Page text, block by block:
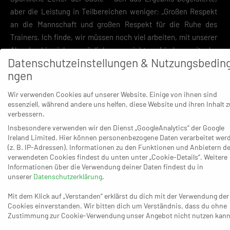
aber die Leistung in Teilbereichen weniger: „Großen Respekt
an die Mannschaft und großen Respekt für die Ruhe des
Trainers. Ich finde, wir müssen noch viel arbeiten, mit unserer
Abwehr bin ich persönlich gar nicht zufrieden, mit der
Mannschaft nicht und mit mir selbst nicht.“ In der Tabelle ist
Interaktiv nun als Zweiter zusammen mit der TSV Bonn rrh.
Bayer Dormagen, während Gelpe/Strombach (8:8) als Sechster
das extrem breite Mittelfeld anführt.
Gelpe übers 8:8 (15.) und 10:10 (17.) mit dem 12:10 (20.)
zurückkam. Anschließend gehörte das letzte Drittel der ersten
Datenschutzeinstellungen &
ngen
Wir verwenden Cookies auf unserer Website. Einige von ihnen sind
essenziell, während andere uns helfen, diese Website und ihren Inhalt
verbessern.
Insbesondere verwenden wir den Dienst „GoogleAnalytics“ der Google
Ireland Limited. Hier können personenbezogene Daten verarbeitet
(z. B. IP-Adressen). Informationen zu den Funktionen und Anbietern
verwendeten Cookies findest du unten unter „Cookie-Details“. Weitere
Informationen über die Verwendung deiner Daten findest du in
unserer Datenschutzerklärung.
Mit dem Klick auf „Verstanden“ erklärst du dich mit der Verwendung der
Cookies einverstanden. Wir bitten dich um Verständnis, dass du ohne
Zustimmung zur Cookie-Verwendung unser Angebot nicht nutzen